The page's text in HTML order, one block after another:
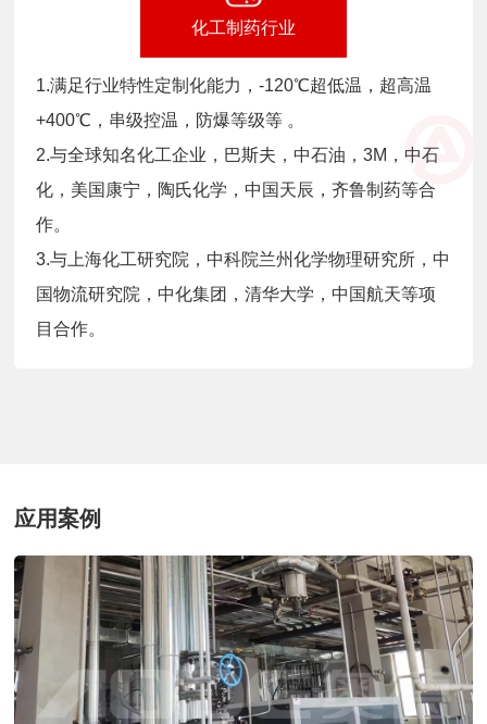
化工制药行业
1.满足行业特性定制化能力，-120℃超低温，超高温
+400℃，串级控温，防爆等级等 。
2.与全球知名化工企业，巴斯夫，中石油，3M，中石
化，美国康宁，陶氏化学，中国天辰，齐鲁制药等合
作。
3.与上海化工研究院，中科院兰州化学物理研究所，中
国物流研究院，中化集团，清华大学，中国航天等项
目合作。
应用案例